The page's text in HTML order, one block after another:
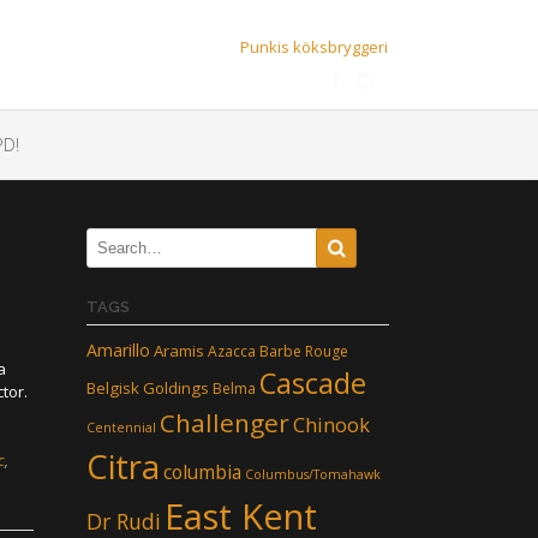
Punkis köksbryggeri
,
TAGS
Amarillo Aramis Azacca Barbe Rouge
Belgisk Goldings Belma Cascade
Centennial ChallengerChinook
Citra columbia Columbus/Tomahawk
Dr Rudi East Kent